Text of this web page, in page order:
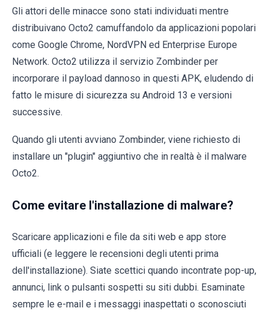
Gli attori delle minacce sono stati individuati mentre
distribuivano Octo2 camuffandolo da applicazioni popolari
come Google Chrome, NordVPN ed Enterprise Europe
Network. Octo2 utilizza il servizio Zombinder per
incorporare il payload dannoso in questi APK, eludendo di
fatto le misure di sicurezza su Android 13 e versioni
successive.
Quando gli utenti avviano Zombinder, viene richiesto di
installare un "plugin" aggiuntivo che in realtà è il malware
Octo2.
Come evitare l'installazione di malware?
Scaricare applicazioni e file da siti web e app store
ufficiali (e leggere le recensioni degli utenti prima
dell'installazione). Siate scettici quando incontrate pop-up,
annunci, link o pulsanti sospetti su siti dubbi. Esaminate
sempre le e-mail e i messaggi inaspettati o sconosciuti